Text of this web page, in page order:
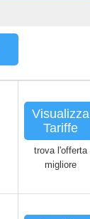
Visualizza
Tariffe
trova l'offerta
migliore